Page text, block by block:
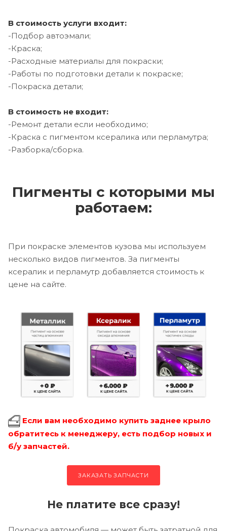
В стоимость услуги входит:
-Подбор автоэмали;
-Краска;
-Расходные материалы для покраски;
-Работы по подготовки детали к покраске;
-Покраска детали;
В стоимость не входит:
-Ремонт детали если необходимо;
-Краска с пигментом ксералика или перламутра;
-Разборка/сборка.
Пигменты с которыми мы
работаем:
При покраске элементов кузова мы используем
несколько видов пигментов. За пигменты
ксералик и перламутр добавляется стоимость к
цене на сайте.
Если вам необходимо купить заднее крыло
обратитесь к менеджеру, есть подбор новых и
б/у запчастей.
ЗАКАЗАТЬ ЗАПЧАСТИ
Не платите все сразу!